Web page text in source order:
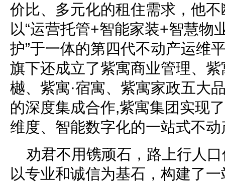
价比、多元化的租住需求，他
以“运营托管+智能家装+智慧物
护”于一体的第四代不动产运维
旗下还成立了紫寓商业管理、
樾、紫寓·宿寓、紫寓家政五大
的深度集成合作,紫寓集团实现
维度、智能数字化的一站式不
劝君不用镌顽石，路上行人
以专业和诚信为基石，构建了